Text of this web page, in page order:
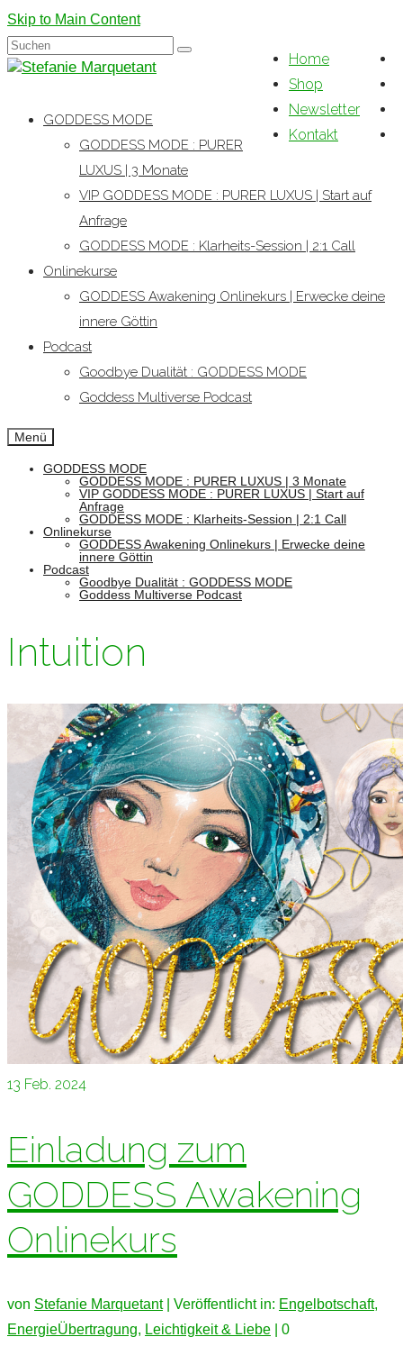
Skip to Main Content
Home
Shop
Newsletter
Kontakt
Suchen
nach:
GODDESS MODE
GODDESS MODE : PURER
LUXUS | 3 Monate
VIP GODDESS MODE : PURER LUXUS | Start auf
Anfrage
GODDESS MODE : Klarheits-Session | 2:1 Call
Onlinekurse
GODDESS Awakening Onlinekurs | Erwecke deine
innere Göttin
Podcast
Goodbye Dualität : GODDESS MODE
Goddess Multiverse Podcast
Menü
GODDESS MODE
GODDESS MODE : PURER LUXUS | 3 Monate
VIP GODDESS MODE : PURER LUXUS | Start auf
Anfrage
GODDESS MODE : Klarheits-Session | 2:1 Call
Onlinekurse
GODDESS Awakening Onlinekurs | Erwecke deine
innere Göttin
Podcast
Goodbye Dualität : GODDESS MODE
Goddess Multiverse Podcast
Intuition
13 Feb. 2024
Einladung zum
GODDESS Awakening
Onlinekurs
von Stefanie Marquetant| Veröffentlicht in: Engelbotschaft,
EnergieÜbertragung, Leichtigkeit & Liebe 0